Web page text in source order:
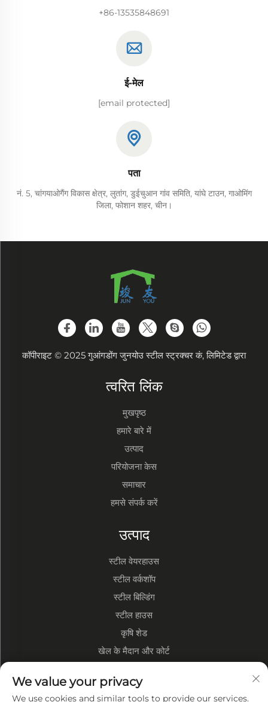
+86-13535848691
ई-मेल
[email protected]
पता
नं. 5, चांगयाओगैंग विकास क्षेत्र, लुतांग, डुईचुआन गांव समिति, यांघे टाउन, गाओमिंग
जिला, फोशान शहर, चीन।
कॉपीराइट © 2025 गुआंगडोंग जुनयोउ स्टील स्ट्रक्चर कं, लिमिटेड द्वारा
त्वरित लिंक
मुखपृष्ठ
हमारे बारे में
उत्पाद
परियोजना केस
समाचार
हमसे संपर्क करें
उत्पाद
स्टील वेयरहाउस
स्टील वर्कशॉप
स्टील बिल्डिंग
स्टील हाउस
कृषि शेड
खेल के मैदान और कोर्ट
कंपनी के बारे में
We value your privacy
We use cookies and similar tools to provide our services.